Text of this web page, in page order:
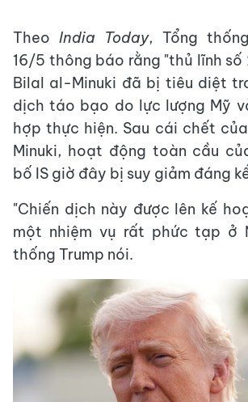
TheoIndia Today, Tổng
16/5 thông báo rằng "thủ lĩnh số
Bilal al-Minuki đã bị tiêu diệt
dịch táo bạo do lực lượng Mỹ
hợp thực hiện. Sau cái chết
Minuki, hoạt động toàn cầu
bố IS giờ đây bị suy giảm đáng
"Chiến dịch này được lên kế
một nhiệm vụ rất phức tạp ở
thống Trump nói.